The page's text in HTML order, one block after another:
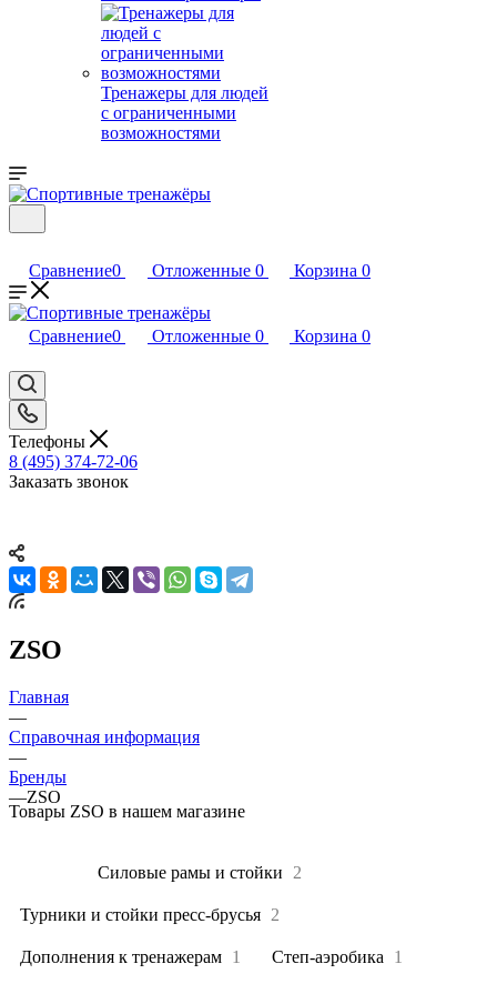
Тренажеры для людей
с ограниченными
возможностями
Сравнение0 Отложенные 0 Корзина 0
Сравнение0 Отложенные 0 Корзина 0
Телефоны
8 (495) 374-72-06
Заказать звонок
ZSO
Главная
—
Справочная информация
—
Бренды
—ZSO
Товары ZSO в нашем магазине
Силовые рамы и стойки 2
Турники и стойки пресс-брусья 2
Дополнения к тренажерам 1 Степ-аэробика 1